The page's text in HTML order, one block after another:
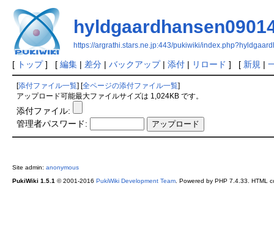
https://argrathi.stars.ne.jp:443/pukiwiki/
[ トップ] [ 編集| 差分| バックアップ| 添付| リロード ] [ 新規 |
添付ファイル一覧 全ページの添付ファイル一覧
アップロード可能最大ファイルサイズは 1,024KB です。
添付ファイル:
管理者パスワード:
Site admin: anonymous
PukiWiki 1.5.1 © 2001-2016 PukiWiki Development Team. Powered by PHP 7.4.33. HTML